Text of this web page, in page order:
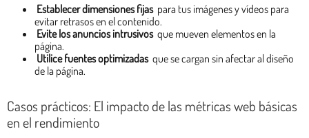
Establecer dimensiones fijas para tus imágenes y vídeos para
evitar retrasos en el contenido.
Evite los anuncios intrusivos que mueven elementos en la
página.
Utilice fuentes optimizadas que se cargan sin afectar al diseño
de la página.
Casos prácticos: El impacto de las métricas web básicas
en el rendimiento